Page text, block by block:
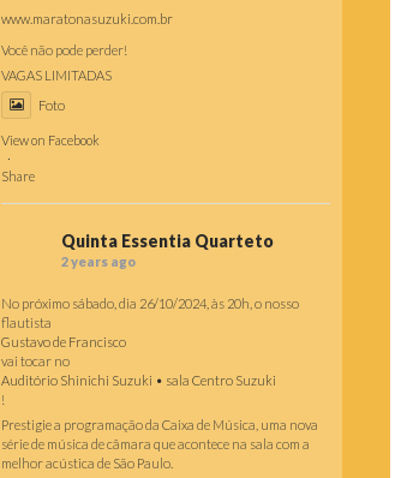
www.maratonasuzuki.com.br
Você não pode perder!
VAGAS LIMITADAS
Foto
View on Facebook
·
Share
Quinta Essentia Quarteto
2 years ago
No próximo sábado, dia 26/10/2024, às 20h, o nosso
flautista
Gustavo de Francisco
vai tocar no
Auditório Shinichi Suzuki • sala Centro Suzuki
!
Prestigie a programação da Caixa de Música, uma nova
série de música de câmara que acontece na sala com a
melhor acústica de São Paulo.